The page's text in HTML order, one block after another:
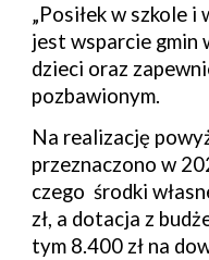
„Posiłek w szkole i
jest wsparcie gmin
dzieci oraz
pozbawionym.
Na realizację
przeznaczono w
czego środki
zł, a dotacja z
tym 8.400 zł na